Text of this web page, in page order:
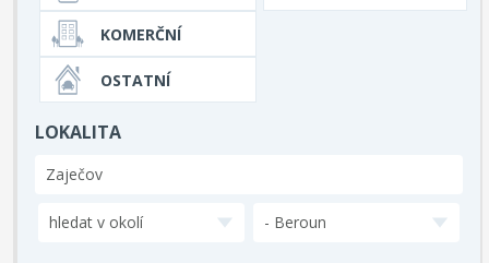
KOMERČNÍ
OSTATNÍ
LOKALITA
hledat v okolí - Beroun